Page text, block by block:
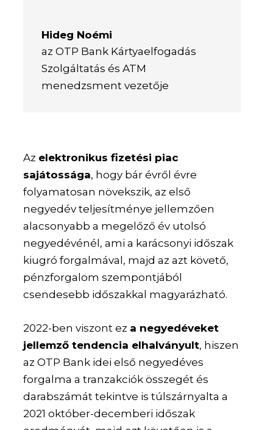
Hideg Noémi
az OTP Bank Kártyaelfogadás
Szolgáltatás és ATM
menedzsment vezetője
Az elektronikus fizetési piac
sajátossága, hogy bár évről évre
folyamatosan növekszik, az első
negyedév teljesítménye jellemzően
alacsonyabb a megelőző év utolsó
negyedévénél, ami a karácsonyi időszak
kiugró forgalmával, majd az azt követő,
pénzforgalom szempontjából
csendesebb időszakkal magyarázható.
2022-ben viszont ez a negyedéveket
jellemző tendencia elhalványult, hiszen
az OTP Bank idei első negyedéves
forgalma a tranzakciók összegét és
darabszámát tekintve is túlszárnyalta a
2021 október-decemberi időszak